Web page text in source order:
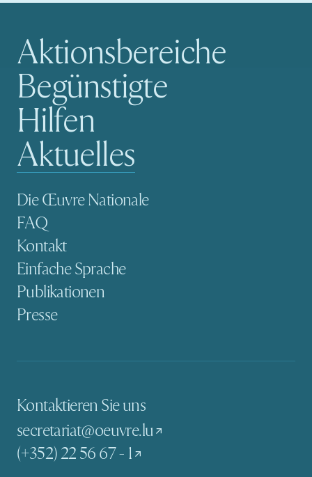
Hauptnavigation
Aktionsbereiche
Begünstigte
Hilfen
Aktuelles
Sekundäre Navigation
Die Œuvre Nationale
FAQ
Kontakt
Einfache Sprache
Publikationen
Presse
Kontaktieren Sie uns
secretariat@oeuvre.lu
(+352) 22 56 67 - 1